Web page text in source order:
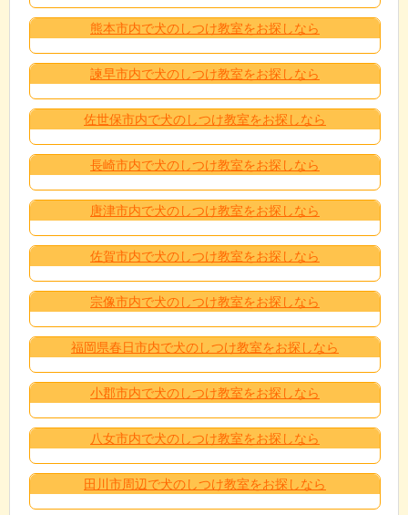
熊本市内で犬のしつけ教室をお探しなら
諫早市内で犬のしつけ教室をお探しなら
佐世保市内で犬のしつけ教室をお探しなら
長崎市内で犬のしつけ教室をお探しなら
唐津市内で犬のしつけ教室をお探しなら
佐賀市内で犬のしつけ教室をお探しなら
宗像市内で犬のしつけ教室をお探しなら
福岡県春日市内で犬のしつけ教室をお探しなら
小郡市内で犬のしつけ教室をお探しなら
八女市内で犬のしつけ教室をお探しなら
田川市周辺で犬のしつけ教室をお探しなら